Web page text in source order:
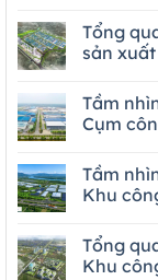
Tổng
sản
Tầm
Cụm
Tầm
Khu
Tổng
Khu